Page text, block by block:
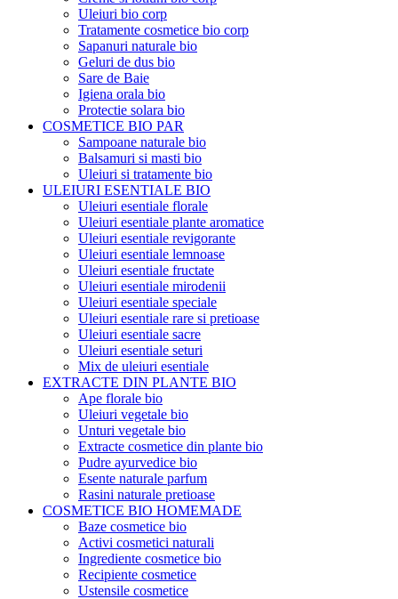
Uleiuri bio corp
Tratamente cosmetice bio corp
Sapanuri naturale bio
Geluri de dus bio
Sare de Baie
Igiena orala bio
Protectie solara bio
COSMETICE BIO PAR
Sampoane naturale bio
Balsamuri si masti bio
Uleiuri si tratamente bio
ULEIURI ESENTIALE BIO
Uleiuri esentiale florale
Uleiuri esentiale plante aromatice
Uleiuri esentiale revigorante
Uleiuri esentiale lemnoase
Uleiuri esentiale fructate
Uleiuri esentiale mirodenii
Uleiuri esentiale speciale
Uleiuri esentiale rare si pretioase
Uleiuri esentiale sacre
Uleiuri esentiale seturi
Mix de uleiuri esentiale
EXTRACTE DIN PLANTE BIO
Ape florale bio
Uleiuri vegetale bio
Unturi vegetale bio
Extracte cosmetice din plante bio
Pudre ayurvedice bio
Esente naturale parfum
Rasini naturale pretioase
COSMETICE BIO HOMEMADE
Baze cosmetice bio
Activi cosmetici naturali
Ingrediente cosmetice bio
Recipiente cosmetice
Ustensile cosmetice